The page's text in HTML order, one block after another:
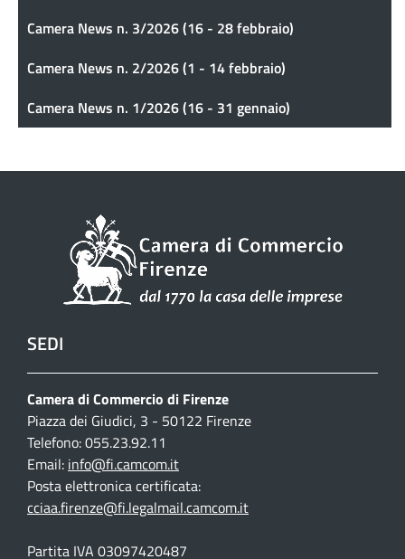
Camera News n. 3/2026 (16 - 28 febbraio)
Camera News n. 2/2026 (1 - 14 febbraio)
Camera News n. 1/2026 (16 - 31 gennaio)
SEDI
Camera di Commercio di Firenze
Piazza dei Giudici, 3 - 50122 Firenze
Telefono: 055.23.92.11
Email: info@fi.camcom.it
Posta elettronica certificata:
cciaa.firenze@fi.legalmail.camcom.it
Partita IVA 03097420487